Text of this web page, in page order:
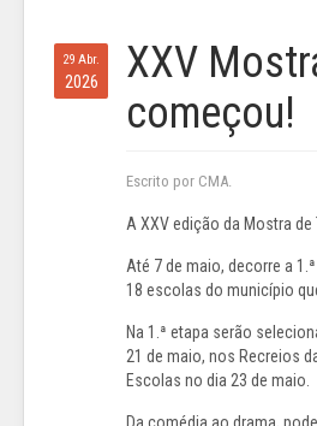
29 Abr.
2026
XXV
começou!
Escrito por CMA.
A XXV edição da Mostra
Até 7 de maio, decorre a
18 escolas do município
Na 1.ª etapa serão
21 de maio, nos Recreios
Escolas no dia 23 de maio.